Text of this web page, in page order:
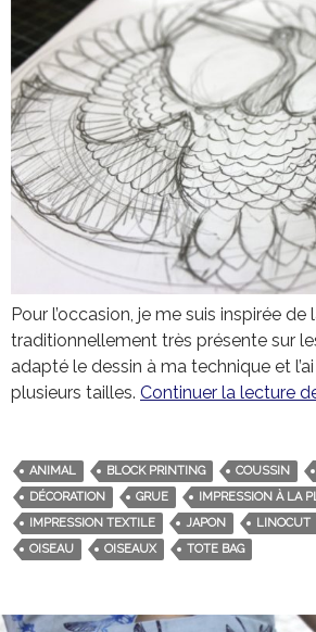
Pour l’occasion, je me suis inspirée de
traditionnellement très présente sur
adapté le dessin à ma technique et
plusieurs tailles. Continuer la lecture
ANIMAL BLOCK PRINTING COUSSIN
DÉCORATION
GRUE
IMPRESSION À LA
IMPRESSION TEXTILE
JAPON LINOCUT
OISEAU
OISEAUX TOTE BAG